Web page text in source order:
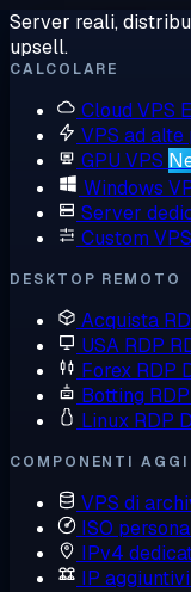
Server reali,
upsell.
CALCOLARE
Cloud VPS
VPS ad
GPU VPS
Windows
Server
Custom VPS
DESKTOP REMOTO
Acquista
USA RDP
Forex RDP
Botting RDP
Linux RDP
COMPONENTI
VPS di
ISO
IPv4
IP aggiuntivi